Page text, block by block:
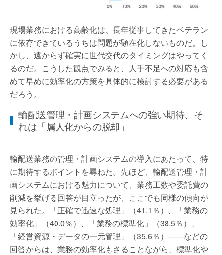
現場業務における高齢化は、長年従事してきたベテラン
に依存できているうちは問題が顕在化しないものだ。し
かし、遠からず確実に世代交代のタイミングはやってく
るのだ。こうした観点でみると、人手不足への対応も含
めて早めに効率化の方策を具体的に検討する必要がある
だろう。
輸配送管理・計画システムへの強い期待、そ
れは「属人化からの脱却」
輸配送業務の管理・計画システムの導入にあたって、特
に期待するポイントを尋ねた。先ほど、輸配送管理・計
画システムにおける魅力について、業務工数や委託費の
削減を挙げる回答が目立ったが、ここでも同様の傾向が
見られた。「正確で迅速な処理」（41.1％）、「業務の
効率化」（40.0％）、「業務の標準化」（38.5％）、
「経営資源・データの一元管理」（35.6％）――などの
回答からは、業務の効率化もさることながら、標準化や